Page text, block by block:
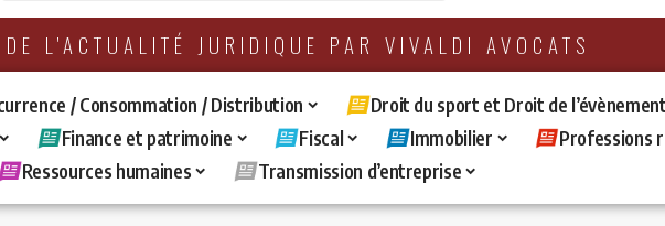
L'ACTUALITÉ JURIDIQUE PAR VIVALDI AVOCATS
/ Consommation / Distribution
Droit du sport et Droit de
Finance et patrimoine Fiscal Immobilier
Professions
Ressources humaines Transmission d’entreprise